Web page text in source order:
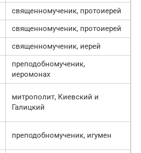
священномученик, протоиерей
священномученик, протоиерей
священномученик, иерей
преподобномученик,
иеромонах
митрополит, Киевский и
Галицкий
преподобномученик, игумен